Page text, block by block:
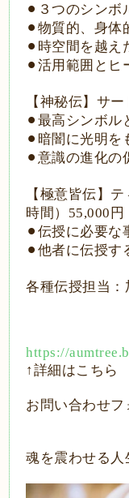
⚫︎３つのシン
⚫︎物質的、身
⚫︎時空間を越
⚫︎活用範囲とヒ
【神秘伝】サ
⚫︎最高シンボル
⚫︎暗闇に光明を
⚫︎意識の進化の
【極意皆伝】
時間） 55,000 円
⚫︎伝授に必要な
⚫︎他者に伝授す
各種伝授担当：
https://
↑詳細はこちら
お問い合わせ
魂を震わせる人